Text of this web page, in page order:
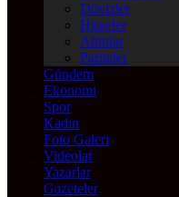
Dövizler
Hisseler
Altınlar
Pariteler
Gündem
Ekonomi
Spor
Kadın
Foto Galeri
Videolar
Yazarlar
Gazeteler